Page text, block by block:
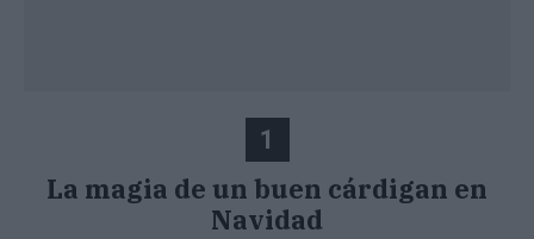
1
La magia de un buen cárdigan en
Navidad